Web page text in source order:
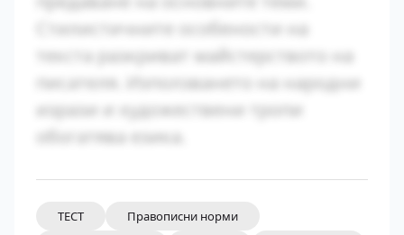
Стилистичните особености на
текста разкриват майстерството на
писателя. Използването на народни
изрази и художествени тропи
обогатява езика.
ТЕСТ
Правописни норми